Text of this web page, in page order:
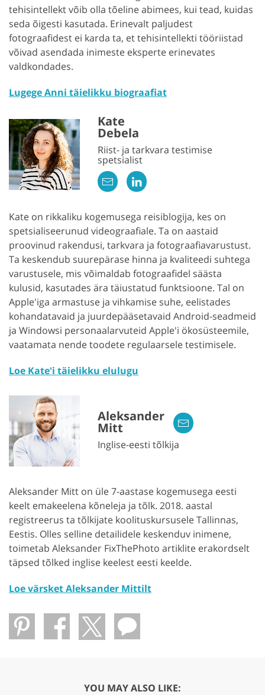
tehisintellekt võib olla tõeline abimees, kui tead, kuidas
seda õigesti kasutada. Erinevalt paljudest
fotograafidest ei karda ta, et tehisintellekti tööriistad
võivad asendada inimeste eksperte erinevates
valdkondades.
Lugege Anni täielikku biograafiat
Kate
Debela
Riist- ja tarkvara testimise
spetsialist
Kate on rikkaliku kogemusega reisiblogija, kes on
spetsialiseerunud videograafiale. Ta on aastaid
proovinud rakendusi, tarkvara ja fotograafiavarustust.
Ta keskendub suurepärase hinna ja kvaliteedi suhtega
varustusele, mis võimaldab fotograafidel säästa
kulusid, kasutades ära täiustatud funktsioone. Tal on
Apple'iga armastuse ja vihkamise suhe, eelistades
kohandatavaid ja juurdepääsetavaid Android-seadmeid
ja Windowsi personaalarvuteid Apple'i ökosüsteemile,
vaatamata nende toodete regulaarsele testimisele.
Loe Kate'i täielikku elulugu
Aleksander
Mitt
Inglise-eesti tõlkija
Aleksander Mitt on üle 7-aastase kogemusega eesti
keelt emakeelena kõneleja ja tõlk. 2018. aastal
registreerus ta tõlkijate koolituskursusele Tallinnas,
Eestis. Olles selline detailidele keskenduv inimene,
toimetab Aleksander FixThePhoto artiklite erakordselt
täpsed tõlked inglise keelest eesti keelde.
Loe värsket Aleksander Mittilt
YOU MAY ALSO LIKE: